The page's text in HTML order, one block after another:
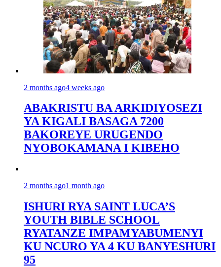
2 months ago4 weeks ago
ABAKRISTU BA ARKIDIYOSEZI
YA KIGALI BASAGA 7200
BAKOREYE URUGENDO
NYOBOKAMANA I KIBEHO
2 months ago1 month ago
ISHURI RYA SAINT LUCA’S
YOUTH BIBLE SCHOOL
RYATANZE IMPAMYABUMENYI
KU NCURO YA 4 KU BANYESHURI
95